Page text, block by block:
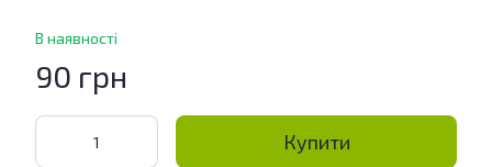
В наявності
90 грн
Купити